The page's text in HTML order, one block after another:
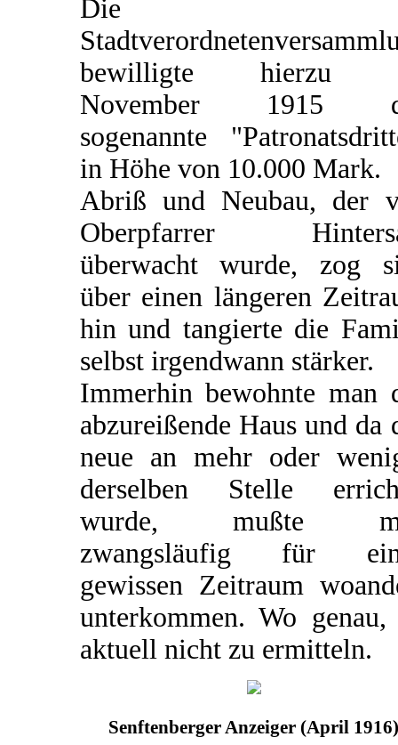
Die
bewilligte hierzu
November 1915
sogenannte
in Höhe von 10.000 Mark.
Abriß und Neubau, der
Oberpfarrer
überwacht wurde, zog
über einen längeren
hin und tangierte die
selbst irgendwann stärker.
Immerhin bewohnte man
abzureißende Haus und da
neue an mehr oder
derselben Stelle
wurde, mußte
zwangsläufig für
gewissen Zeitraum
unterkommen. Wo
aktuell nicht zu ermitteln.
Senftenberger Anzeiger (April 1916)